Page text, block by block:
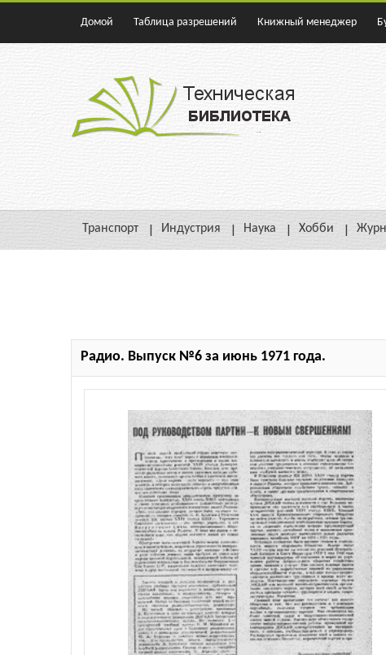
Домой Таблица разрешений Книжный менеджер
Транспорт Индустрия Наука Хобби
Радио. Выпуск №6 за июнь 1971 года.